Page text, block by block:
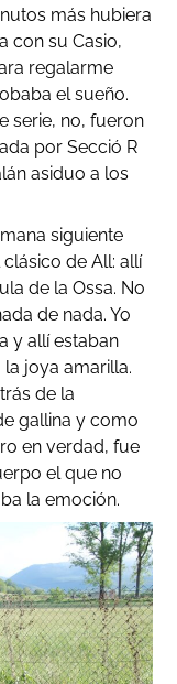
más hubiera
con su Casio,
regalarme
el sueño.
serie, no, fueron
por Secció R
asiduo a los
siguiente
de All: allí
de la Ossa. No
de nada. Yo
y allí estaban
joya amarilla.
de la
gallina y como
en verdad, fue
el que no
la emoción.